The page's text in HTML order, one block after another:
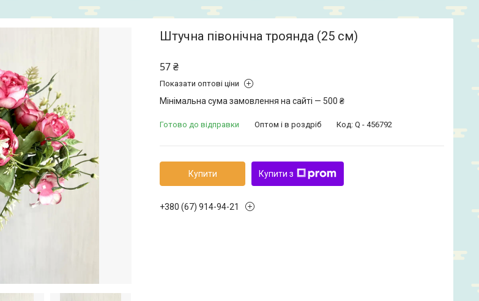
Штучна півонічна троянда (25 см)
57 ₴
Показати оптові ціни
Мінімальна сума замовлення на сайті — 500 ₴
Готово до відправки Оптом і в роздріб Код: Q - 456792
Купити Купити з
+380 (67) 914-94-21